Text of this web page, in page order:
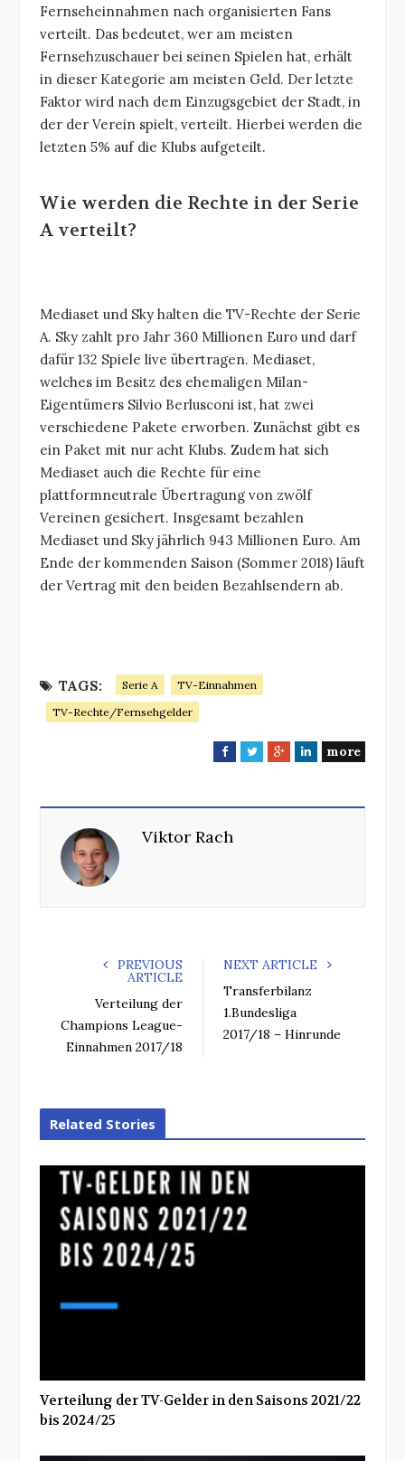
Fernseheinnahmen nach organisierten Fans
verteilt. Das bedeutet, wer am meisten
Fernsehzuschauer bei seinen Spielen hat, erhält
in dieser Kategorie am meisten Geld. Der letzte
Faktor wird nach dem Einzugsgebiet der Stadt, in
der der Verein spielt, verteilt. Hierbei werden die
letzten 5% auf die Klubs aufgeteilt.
Wie werden die Rechte in der Serie
A verteilt?
Mediaset und Sky halten die TV-Rechte der Serie
A. Sky zahlt pro Jahr 360 Millionen Euro und darf
dafür 132 Spiele live übertragen. Mediaset,
welches im Besitz des ehemaligen Milan-
Eigentümers Silvio Berlusconi ist, hat zwei
verschiedene Pakete erworben. Zunächst gibt es
ein Paket mit nur acht Klubs. Zudem hat sich
Mediaset auch die Rechte für eine
plattformneutrale Übertragung von zwölf
Vereinen gesichert. Insgesamt bezahlen
Mediaset und Sky jährlich 943 Millionen Euro. Am
Ende der kommenden Saison (Sommer 2018) läuft
der Vertrag mit den beiden Bezahlsendern ab.
TAGS: Serie A
TV-Einnahmen
TV-Rechte/Fernsehgelder
F
b
T
G
L
more
Viktor Rach
PREVIOUS
ARTICLE
Verteilung der
Champions League-
Einnahmen 2017/18
NEXT ARTICLE
Transferbilanz
1.Bundesliga
2017/18 – Hinrunde
Related Stories
Verteilung der TV-Gelder in den Saisons 2021/22
bis 2024/25